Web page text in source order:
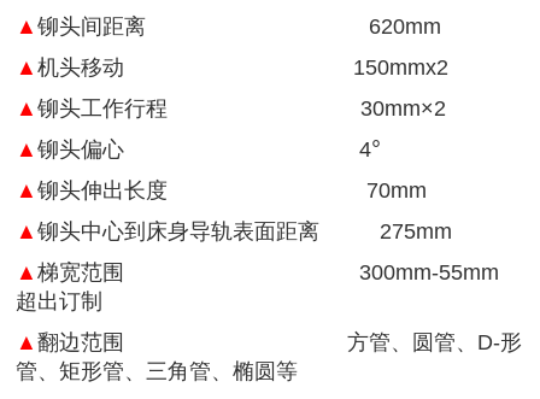
▲铆头间距离 620mm
▲机头移动 150mmx2
▲铆头工作行程 30mm×2
▲铆头偏心 4°
▲铆头伸出长度 70mm
▲铆头中心到床身导轨表面距离 275mm
▲梯宽范围 300mm-55mm
超出订制
▲翻边范围 方管、圆管、D-形
管、矩形管、三角管、椭圆等